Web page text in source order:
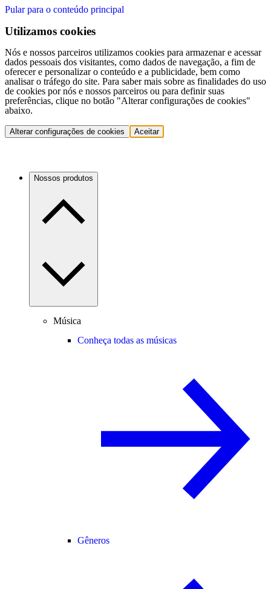
Pular para o conteúdo principal
Utilizamos cookies
Nós e nossos parceiros utilizamos cookies para armazenar e acessar
dados pessoais dos visitantes, como dados de navegação, a fim de
oferecer e personalizar o conteúdo e a publicidade, bem como
analisar o tráfego do site. Para saber mais sobre as finalidades do uso
de cookies por nós e nossos parceiros ou para definir suas
preferências, clique no botão "Alterar configurações de cookies"
abaixo.
Alterar configurações de cookies Aceitar
Nossos produtos
Música
Conheça todas as músicas
Gêneros